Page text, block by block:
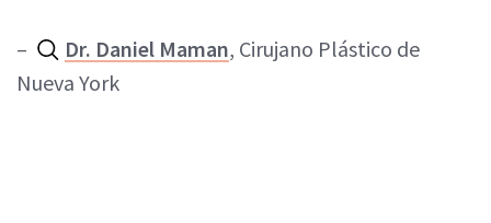
– Dr. Daniel Maman, Cirujano Plástico de
Nueva York